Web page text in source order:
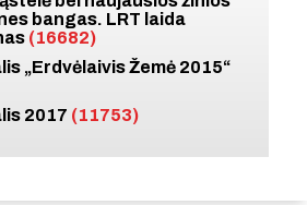
bangas. LRT laida
(16682)
„Erdvėlaivis Žemė 2015“
2017 (11753)